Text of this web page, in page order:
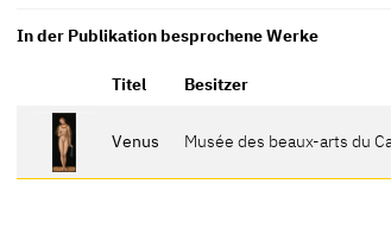
In der Publikation besprochene Werke
Titel Besitzer
Venus Musée des beaux-arts du